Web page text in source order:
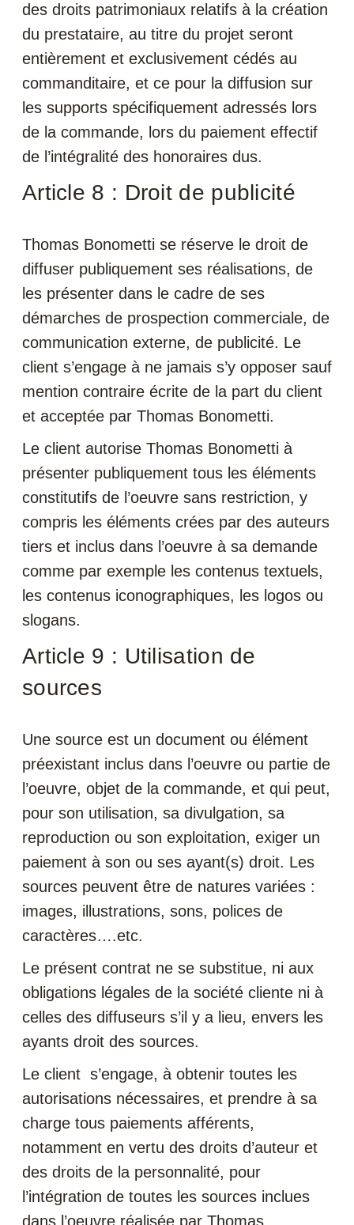
des droits patrimoniaux relatifs à la création
du prestataire, au titre du projet seront
entièrement et exclusivement cédés au
commanditaire, et ce pour la diffusion sur
les supports spécifiquement adressés lors
de la commande, lors du paiement effectif
de l’intégralité des honoraires dus.
Article 8 : Droit de publicité
Thomas Bonometti se réserve le droit de
diffuser publiquement ses réalisations, de
les présenter dans le cadre de ses
démarches de prospection commerciale, de
communication externe, de publicité. Le
client s’engage à ne jamais s’y opposer sauf
mention contraire écrite de la part du client
et acceptée par Thomas Bonometti.
Le client autorise Thomas Bonometti à
présenter publiquement tous les éléments
constitutifs de l’oeuvre sans restriction, y
compris les éléments crées par des auteurs
tiers et inclus dans l’oeuvre à sa demande
comme par exemple les contenus textuels,
les contenus iconographiques, les logos ou
slogans.
Article 9 : Utilisation de
sources
Une source est un document ou élément
préexistant inclus dans l’oeuvre ou partie de
l’oeuvre, objet de la commande, et qui peut,
pour son utilisation, sa divulgation, sa
reproduction ou son exploitation, exiger un
paiement à son ou ses ayant(s) droit. Les
sources peuvent être de natures variées :
images, illustrations, sons, polices de
caractères….etc.
Le présent contrat ne se substitue, ni aux
obligations légales de la société cliente ni à
celles des diffuseurs s’il y a lieu, envers les
ayants droit des sources.
Le client s’engage, à obtenir toutes les
autorisations nécessaires, et prendre à sa
charge tous paiements afférents,
notamment en vertu des droits d’auteur et
des droits de la personnalité, pour
l’intégration de toutes les sources inclues
dans l’oeuvre réalisée par Thomas